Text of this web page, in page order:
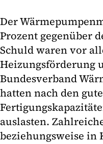
Der
Prozent gegenüber
Schuld waren vor
Heizungsförderung
Bundesverband
hatten nach den
auslasten.
beziehungsweise in